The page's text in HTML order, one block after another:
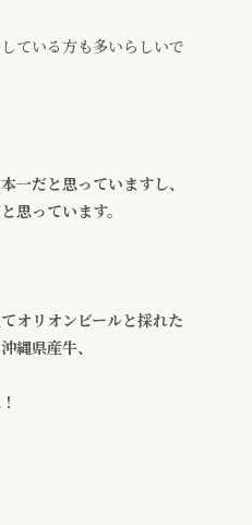
ている方も多いらしいで
一だと思っていますし、
思っています。
オリオンビールと採れた
縄県産牛、